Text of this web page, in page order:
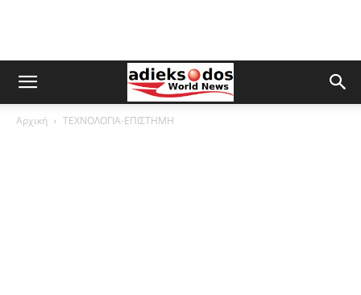
Αρχική ΤΕΧΝΟΛΟΓΙΑ-ΕΠΙΣΤΗΜΗ